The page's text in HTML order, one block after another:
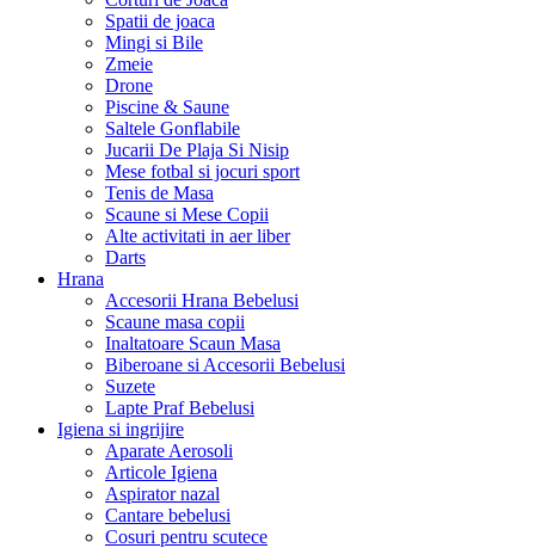
Spatii de joaca
Mingi si Bile
Zmeie
Drone
Piscine & Saune
Saltele Gonflabile
Jucarii De Plaja Si Nisip
Mese fotbal si jocuri sport
Tenis de Masa
Scaune si Mese Copii
Alte activitati in aer liber
Darts
Hrana
Accesorii Hrana Bebelusi
Scaune masa copii
Inaltatoare Scaun Masa
Biberoane si Accesorii Bebelusi
Suzete
Lapte Praf Bebelusi
Igiena si ingrijire
Aparate Aerosoli
Articole Igiena
Aspirator nazal
Cantare bebelusi
Cosuri pentru scutece